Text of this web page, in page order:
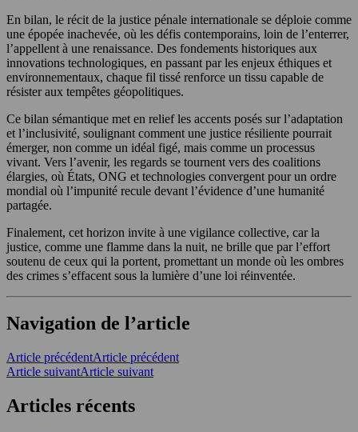
En bilan, le récit de la justice pénale internationale se déploie comme
une épopée inachevée, où les défis contemporains, loin de l’enterrer,
l’appellent à une renaissance. Des fondements historiques aux
innovations technologiques, en passant par les enjeux éthiques et
environnementaux, chaque fil tissé renforce un tissu capable de
résister aux tempêtes géopolitiques.
Ce bilan sémantique met en relief les accents posés sur l’adaptation
et l’inclusivité, soulignant comment une justice résiliente pourrait
émerger, non comme un idéal figé, mais comme un processus
vivant. Vers l’avenir, les regards se tournent vers des coalitions
élargies, où États, ONG et technologies convergent pour un ordre
mondial où l’impunité recule devant l’évidence d’une humanité
partagée.
Finalement, cet horizon invite à une vigilance collective, car la
justice, comme une flamme dans la nuit, ne brille que par l’effort
soutenu de ceux qui la portent, promettant un monde où les ombres
des crimes s’effacent sous la lumière d’une loi réinventée.
Navigation de l’article
Article précédentArticle précédent
Article suivantArticle suivant
Articles récents